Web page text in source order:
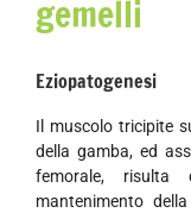
gemelli
Eziopatogenesi
Il muscolo tricipite
della gamba, ed
femorale, risulta
mantenimento